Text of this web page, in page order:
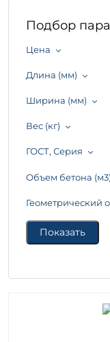
Подбор
Цена
Длина (мм)
Ширина (мм)
Вес (кг)
ГОСТ, Серия
Объем бетона (м3)
Геометрический